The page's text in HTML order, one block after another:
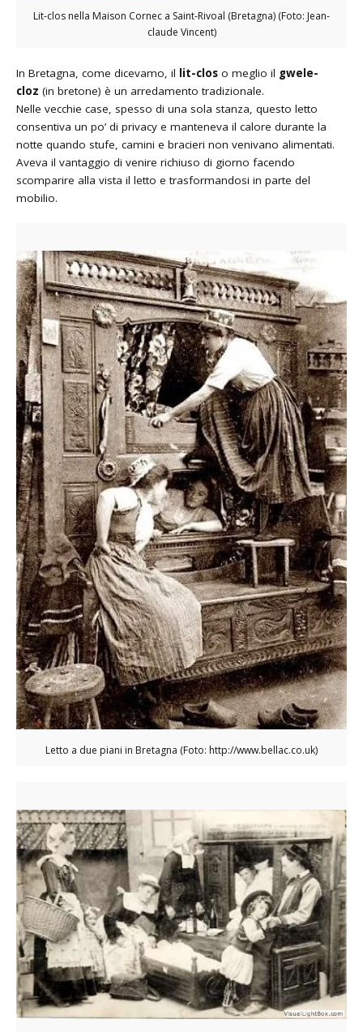
Lit-clos nella Maison Cornec a Saint-Rivoal (Bretagna) (Foto: Jean-
claude Vincent)
In Bretagna, come dicevamo, il lit-clos o meglio il gwele-
cloz (in bretone) è un arredamento tradizionale.
Nelle vecchie case, spesso di una sola stanza, questo letto
consentiva un po’ di privacy e manteneva il calore durante la
notte quando stufe, camini e bracieri non venivano alimentati.
Aveva il vantaggio di venire richiuso di giorno facendo
scomparire alla vista il letto e trasformandosi in parte del
mobilio.
Letto a due piani in Bretagna (Foto: http://www.bellac.co.uk)